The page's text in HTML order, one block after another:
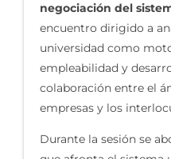
negociación del
encuentro dirigido a
universidad como
empleabilidad y
colaboración entre el
empresas y los
Durante la sesión se